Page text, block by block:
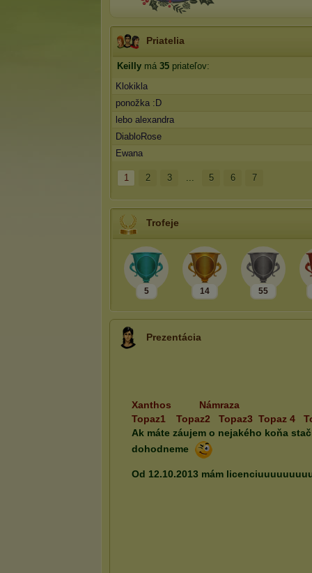
Priatelia
Keilly má 35 priateľov:
Klokikla
ponožka :D
lebo alexandra
DiabloRose
Ewana
1 2 3 ... 5 6 7
Trofeje
5 14 55
Prezentácia